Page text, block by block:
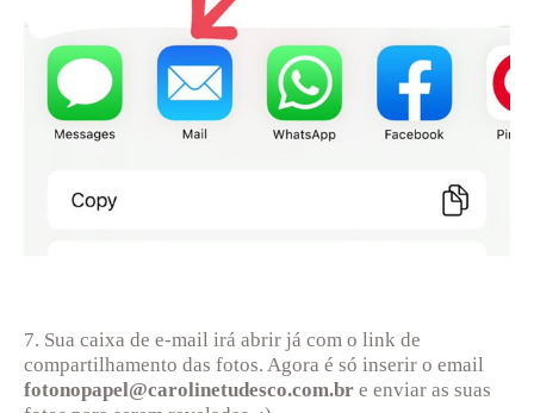
7. Sua caixa de e-mail irá abrir já com o link de
compartilhamento das fotos. Agora é só inserir o email
fotonopapel@carolinetudesco.com.br e enviar as suas